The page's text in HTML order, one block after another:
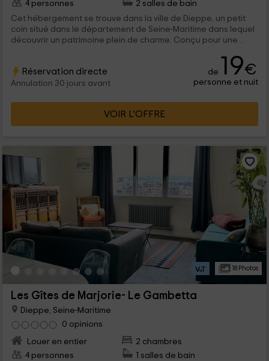
4 personnes
2 salles de bain
Cet hébergement se trouve dans la ville de Dieppe, un petit
coin situé dans le département de Seine-Maritime dans lequel
découvrir un patrimoine plein de charme. Conçu pour une
décorées avec goût, d’une façon moderne et ambiancée sur
l’océan, qui comptent avec toutes les commodités
nécessaires pour faire de votre séjour une expérience
Réservation directe
Annulation 30 jours avant
de 19€
personne et nuit
VOIR L’OFFRE
18 Photos
Les Gîtes de Marjorie- Le Gambetta
Dieppe, Seine-Maritime
0 opinions
Louer en entier
2 chambres
4 personnes
1 salles de bain